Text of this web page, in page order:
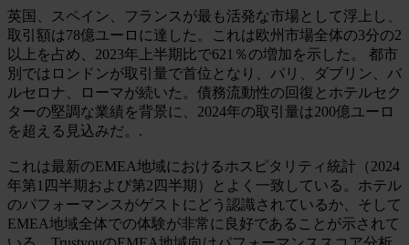
英国、スペイン、フランスが最も活発な市場として浮上し、
取引額は78億ユーロに達した。これは欧州市場全体の3分の2
以上を占め、2023年上半期比で621％の増加を示した。 都市
別ではロンドンが取引量で首位となり、パリ、ダブリン、バ
ルセロナ、ローマが続いた。債務流動性の回復とホテルセク
ターの堅調な業績を背景に、2024年の取引量は200億ユーロ
を超える見込みだ。.
これは最新のEMEA地域におけるホスピタリティ統計（2024
年第1四半期および第2四半期）とよく一致している。ホテル
のパフォーマンスがゲストにどう認識されているか、そして
EMEA地域全体での体験が非常に良好であることが示されて